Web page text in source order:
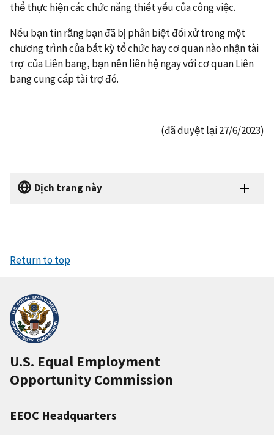
thể thực hiện các chức năng thiết yếu của công việc.
Nếu bạn tin rằng bạn đã bị phân biệt đối xử trong một
chương trình của bất kỳ tổ chức hay cơ quan nào nhận tài
trợ của Liên bang, bạn nên liên hệ ngay với cơ quan Liên
bang cung cấp tài trợ đó.
(đã duyệt lại 27/6/2023)
Dịch trang này
Return to top
U.S. Equal Employment
Opportunity Commission
EEOC Headquarters